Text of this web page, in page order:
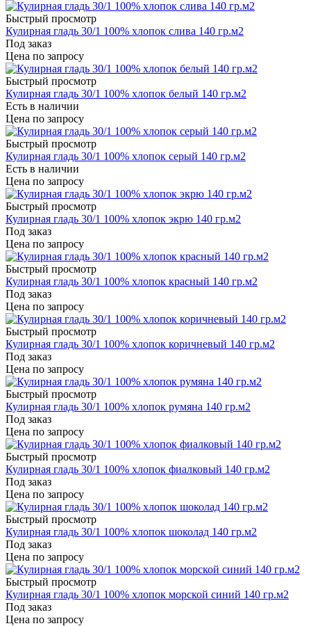
Быстрый просмотр
Кулирная гладь 30/1 100% хлопок слива 140 гр.м2
Под заказ
Цена по запросу
Быстрый просмотр
Кулирная гладь 30/1 100% хлопок белый 140 гр.м2
Есть в наличии
Цена по запросу
Быстрый просмотр
Кулирная гладь 30/1 100% хлопок серый 140 гр.м2
Есть в наличии
Цена по запросу
Быстрый просмотр
Кулирная гладь 30/1 100% хлопок экрю 140 гр.м2
Под заказ
Цена по запросу
Быстрый просмотр
Кулирная гладь 30/1 100% хлопок красный 140 гр.м2
Под заказ
Цена по запросу
Быстрый просмотр
Кулирная гладь 30/1 100% хлопок коричневый 140 гр.м2
Под заказ
Цена по запросу
Быстрый просмотр
Кулирная гладь 30/1 100% хлопок румяна 140 гр.м2
Под заказ
Цена по запросу
Быстрый просмотр
Кулирная гладь 30/1 100% хлопок фиалковый 140 гр.м2
Под заказ
Цена по запросу
Быстрый просмотр
Кулирная гладь 30/1 100% хлопок шоколад 140 гр.м2
Под заказ
Цена по запросу
Быстрый просмотр
Кулирная гладь 30/1 100% хлопок морской синий 140 гр.м2
Под заказ
Цена по запросу